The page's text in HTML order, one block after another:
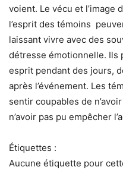
voient. Le vécu et l’image
l’esprit des témoins
laissant vivre avec des
détresse émotionnelle. Ils
esprit pendant des jours,
après l’événement. Les
sentir coupables de
n’avoir pas pu empêcher
Étiquettes :
Aucune étiquette pour